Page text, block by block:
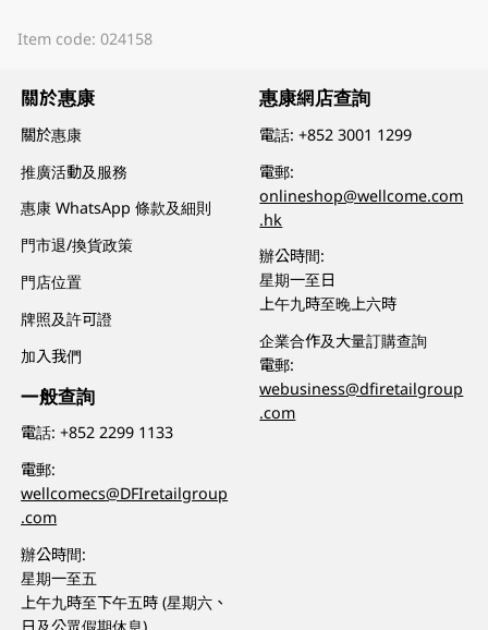
Item code: 024158
關於惠康
關於惠康
推廣活動及服務
惠康 WhatsApp 條款及細則
門市退/換貨政策
門店位置
牌照及許可證
加入我們
一般查詢
電話:+852 2299 1133
電郵:
wellcomecs@DFIretailgroup
.com
辦公時間:
星期一至五
上午九時至下午五時 (星期六、
惠康網店查詢
電話:+852 3001 1299
電郵:
onlineshop@wellcome.com
.hk
辦公時間:
星期一至日
上午九時至晚上六時
企業合作及大量訂購查詢
電郵:
webusiness@dfiretailgroup
.com